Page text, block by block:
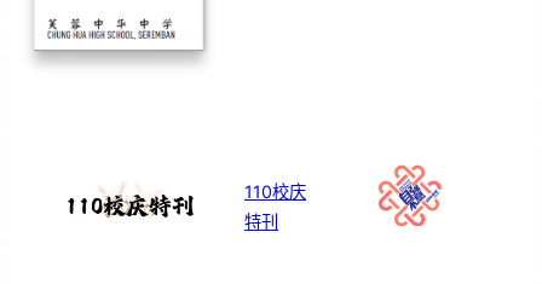
110校庆
特刊